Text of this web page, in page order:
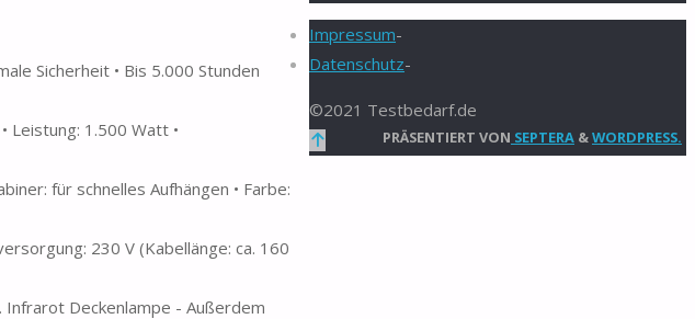
Sicherheit • Bis 5.000 Stunden
Leistung: 1.500 Watt •
für schnelles Aufhängen • Farbe:
230 V (Kabellänge: ca. 160
Deckenlampe - Außerdem
Impressum-
Datenschutz-
©2021 Testbedarf.de
PRÄSENTIERT VON SEPTERA &WORDPRESS.
Zurück